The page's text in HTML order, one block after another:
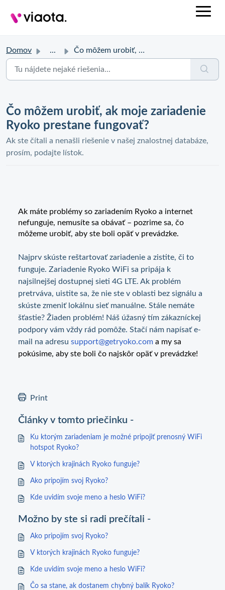
Domov ... Čo môžem urobiť, ak moje zariadenie Ryoko prestane fungovať?
Čo môžem urobiť, ak moje zariadenie
Ryoko prestane fungovať?
Ak ste čítali a nenašli riešenie v našej znalostnej databáze,
prosím, podajte lístok.
Ak máte problémy so zariadením Ryoko a internet
nefunguje, nemusíte sa obávať – pozrime sa, čo
môžeme urobiť, aby ste boli opäť v prevádzke.
Najprv skúste reštartovať zariadenie a zistite, či to
funguje. Zariadenie Ryoko WiFi sa pripája k
najsilnejšej dostupnej sieti 4G LTE. Ak problém
pretrváva, uistite sa, že nie ste v oblasti bez signálu a
skúste zmeniť lokálnu sieť manuálne. Stále nemáte
šťastie? Žiaden problém! Náš úžasný tím zákazníckej
podpory vám vždy rád pomôže. Stačí nám napísať e-
mail na adresu support@getryoko.com a my sa
pokúsime, aby ste boli čo najskôr opäť v prevádzke!
Print
Články v tomto priečinku -
Ku ktorým zariadeniam je možné pripojiť prenosný WiFi
hotspot Ryoko?
V ktorých krajinách Ryoko funguje?
Ako pripojím svoj Ryoko?
Kde uvidím svoje meno a heslo WiFi?
Možno by ste si radi prečítali -
Ako pripojím svoj Ryoko?
V ktorých krajinách Ryoko funguje?
Kde uvidím svoje meno a heslo WiFi?
Čo sa stane, ak dostanem chybný balík Ryoko?